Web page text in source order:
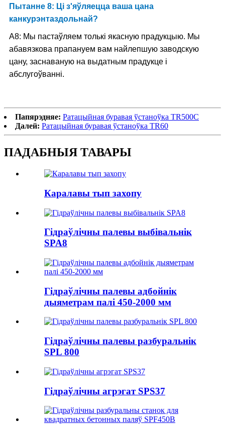
Пытанне 8: Ці з'яўляецца ваша цана
канкурэнтаздольнай?
A8: Мы пастаўляем толькі якасную прадукцыю. Мы
абавязкова прапануем вам найлепшую заводскую
цану, заснаваную на выдатным прадукце і
абслугоўванні.
Папярэдняе: Ратацыйная буравая ўстаноўка TR500C
Далей: Ратацыйная буравая ўстаноўка TR60
ПАДАБНЫЯ ТАВАРЫ
Каралавы тып захопу
Гідраўлічны палевы выбівальнік
SPA8
Гідраўлічны палевы адбойнік
дыяметрам палі 450-2000 мм
Гідраўлічны палевы разбуральнік
SPL 800
Гідраўлічны агрэгат SPS37